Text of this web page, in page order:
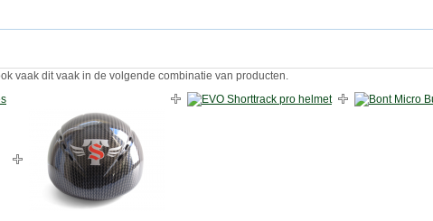
vaak dit vaak in de volgende combinatie van producten.